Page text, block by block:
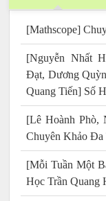
[Mathscope]
[Nguyễn Nhất
Đạt, Dương
Quang Tiến] Số
[Lê Hoành Phò,
Chuyên Khảo Đa
[Mỗi Tuần Một
Học Trần Quang